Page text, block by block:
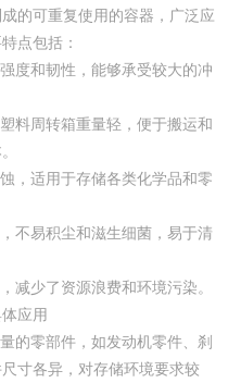
的可重复使用的容器，广泛应
点包括：
度和韧性，能够承受较大的冲
料周转箱重量轻，便于搬运和
，适用于存储各类化学品和零
不易积尘和滋生细菌，易于清
减少了资源浪费和环境污染。
应用
的零部件，如发动机零件、刹
寸各异，对存储环境要求较